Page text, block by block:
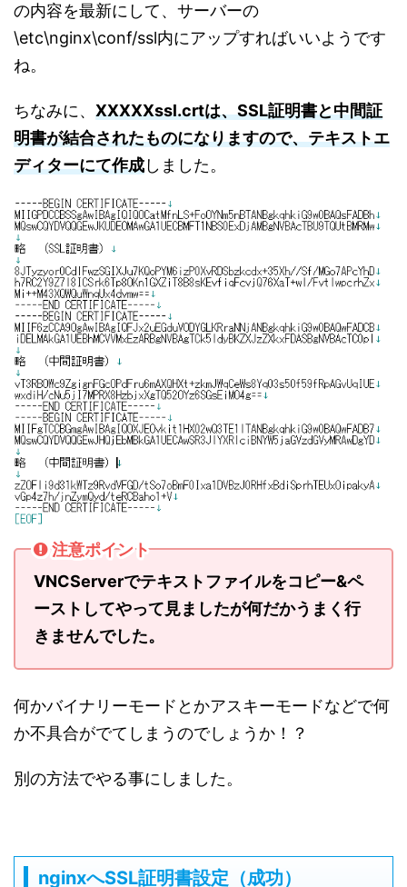
の内容を最新にして、サーバーの
\etc\nginx\conf/ssl内にアップすればいいようです
ね。
ちなみに、 XXXXXssl.crtは、SSL証明書と中間証
明書が結合されたものになりますので、テキストエ
ディターにて作成しました。
注意ポイント
VNCServerでテキストファイルをコピー&ペ
ーストしてやって見ましたが何だかうまく行
きませんでした。
何かバイナリーモードとかアスキーモードなどで何
か不具合がでてしまうのでしょうか！？
別の方法でやる事にしました。
nginxへSSL証明書設定（成功）